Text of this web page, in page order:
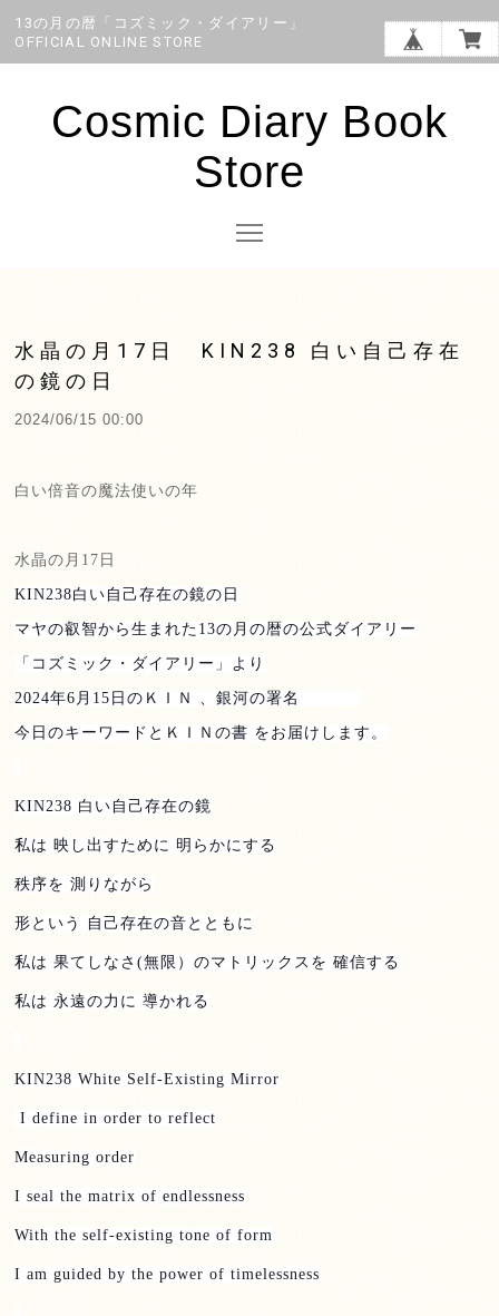
13の月の暦「コズミック・ダイアリー」
OFFICIAL ONLINE STORE
Cosmic Diary Book
Store
水晶の月17日 KIN238 白い自己存在
の鏡の日
2024/06/15 00:00
白い倍音の魔法使いの年
水晶の月 17 日
KIN238白い自己存在の鏡の日
マヤの叡智から生まれた 13の月の暦の公式ダイアリー
「コズミック・ダイアリー」より
2024年6 月 15 日のＫＩＮ 、銀河の署名
今日のキーワードとＫＩＮの書 をお届けします。
KIN238 白い自己存在の鏡
私は 映し出すために 明らかにする
秩序を 測りながら
形という 自己存在の音とともに
私は 果てしなさ(無限）のマトリックスを 確信する
私は 永遠の力に 導かれる
KIN238 White Self-Existing Mirror
I define in order to reflect
Measuring order
I seal the matrix of endlessness
With the self-existing tone of form
I am guided by the power of timelessness